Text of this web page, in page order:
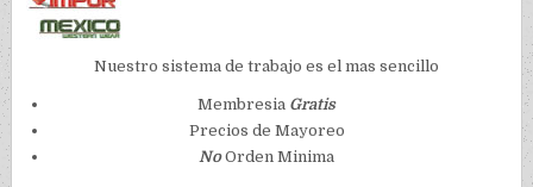
Nuestro sistema de trabajo es el mas sencillo
Membresia Gratis
Precios de Mayoreo
NoOrden Minima